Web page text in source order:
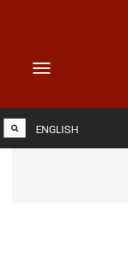
Toggle
ENGLISH